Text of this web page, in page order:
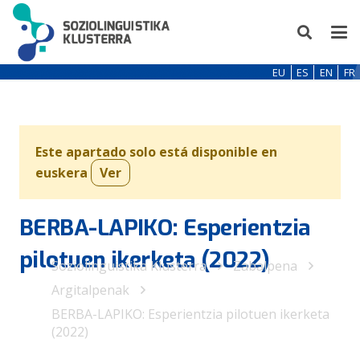
EU ES EN FR
Este apartado solo está disponible en
euskera
Ver
BERBA-LAPIKO: Esperientzia
pilotuen ikerketa (2022)
Soziolinguistika Klusterra
Zabalpena
Argitalpenak
BERBA-LAPIKO: Esperientzia pilotuen ikerketa
(2022)